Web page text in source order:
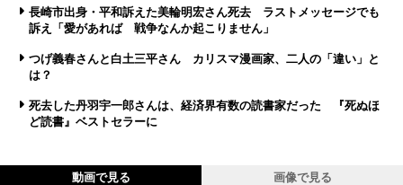
長崎市出身・平和訴えた美輪明宏さん死去 ラストメッセージでも
訴え「愛があれば 戦争なんか起こりません」
つげ義春さんと白土三平さん カリスマ漫画家、二人の「違い」と
は？
死去した丹羽宇一郎さんは、経済界有数の読書家だった 『死ぬほ
ど読書』ベストセラーに
動画で見る 画像で見る